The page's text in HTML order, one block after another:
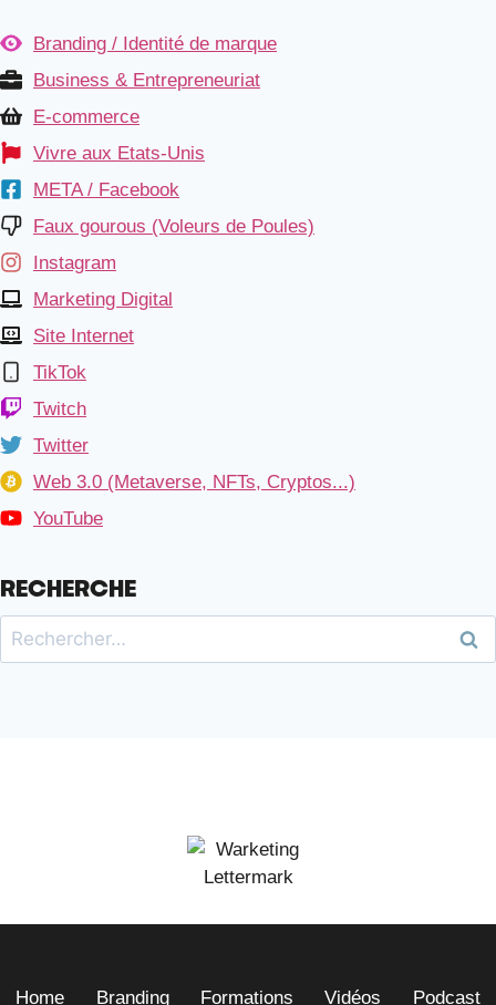
Branding / Identité de marque
Business & Entrepreneuriat
E-commerce
Vivre aux Etats-Unis
META / Facebook
Faux gourous (Voleurs de Poules)
Instagram
Marketing Digital
Site Internet
TikTok
Twitch
Twitter
Web 3.0 (Metaverse, NFTs, Cryptos...)
YouTube
RECHERCHE
Home Branding Formations Vidéos Podcast